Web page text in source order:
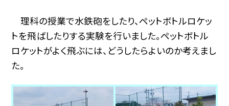
理科の授業で水鉄砲をしたり、ペットボトルロケッ
トを飛ばしたりする実験を行いました。ペットボトル
ロケットがよく飛ぶには、どうしたらよいのか考えまし
た。